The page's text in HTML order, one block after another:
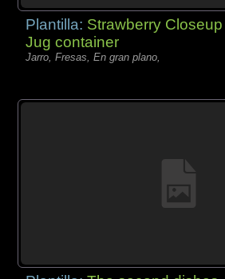
Plantilla: Strawberry Closeup
Jug container
Jarro, Fresas, En gran plano,